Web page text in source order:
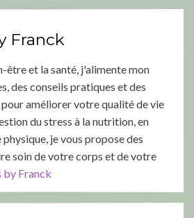
Franck
être et la santé, j'alimente mon
des conseils pratiques et des
améliorer votre qualité de vie
du stress à la nutrition, en
je vous propose des
soin de votre corps et de votre
by Franck